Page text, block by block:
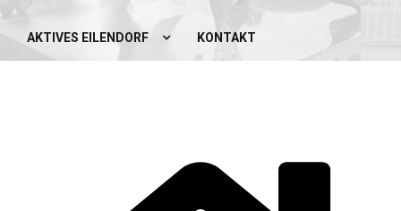
AKTIVES EILENDORF KONTAKT